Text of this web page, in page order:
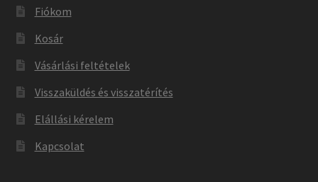
Fiókom
Kosár
Vásárlási feltételek
Visszaküldés és visszatérítés
Elállási kérelem
Kapcsolat